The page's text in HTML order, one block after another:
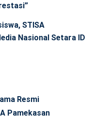
STISA
Nasional Setara ID
Resmi
Pamekasan